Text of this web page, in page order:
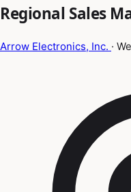
Regional Sales
Arrow Electronics, Inc. ·